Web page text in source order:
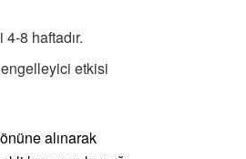
8 haftadır.
etkisi
alınarak